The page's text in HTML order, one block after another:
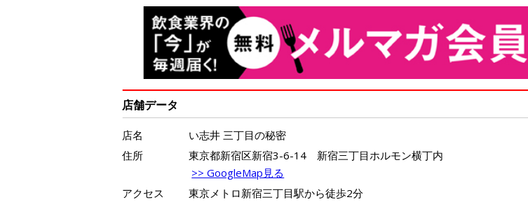
店舗データ
店名
い志井 三丁目の秘密
住所
東京都新宿区新宿3-6-14 新宿三丁目ホルモン横丁内
>> GoogleMap見る
アクセス
東京メトロ新宿三丁目駅から徒歩2分